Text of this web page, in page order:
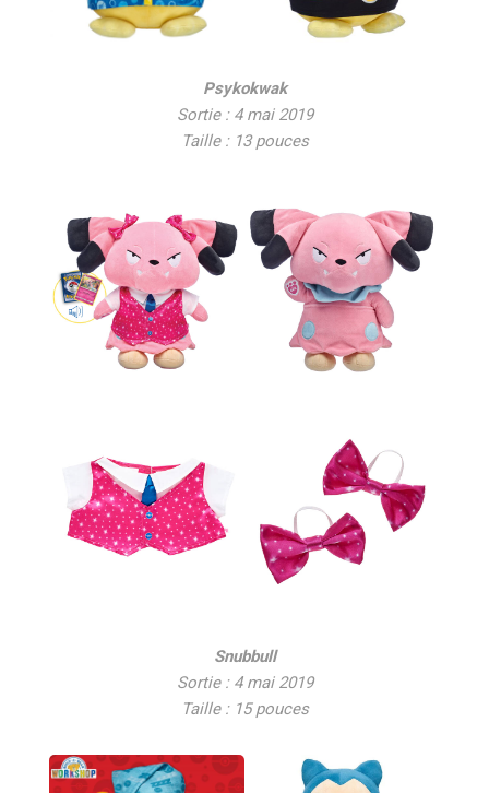
Psykokwak
Sortie : 4 mai 2019
Taille : 13 pouces
Snubbull
Sortie : 4 mai 2019
Taille : 15 pouces